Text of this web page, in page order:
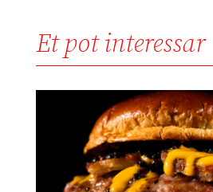
Et pot interessar